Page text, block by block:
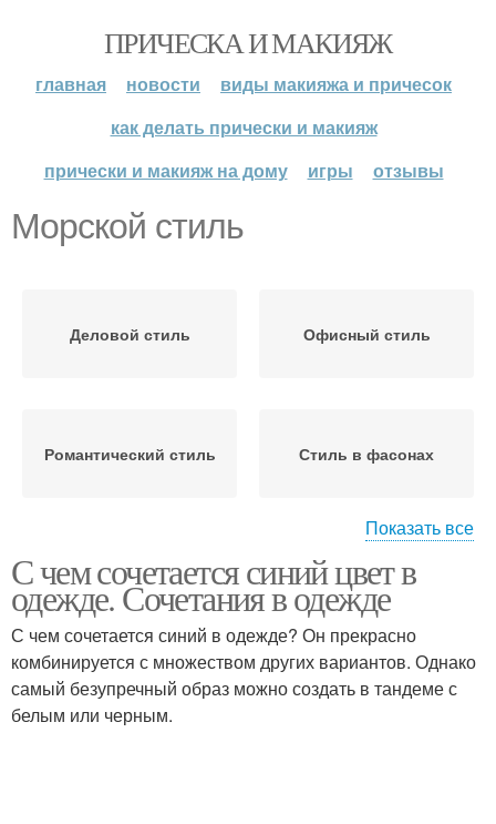
ПРИЧЕСКА И МАКИЯЖ
главная новости
виды макияжа и причесок
как делать прически и макияж
прически и макияж на дому
игры отзывы
Морской стиль
Деловой стиль Офисный стиль
Романтический стиль Стиль в фасонах
Актуальные стили Стили для лета
Показать все
С чем сочетается синий цвет в
одежде. Сочетания в одежде
С чем сочетается синий в одежде? Он прекрасно
комбинируется с множеством других вариантов. Однако
самый безупречный образ можно создать в тандеме с
белым или черным.